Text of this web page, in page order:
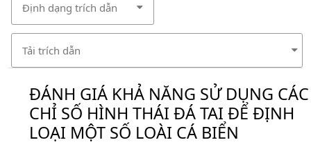
Định dạng trích dẫn
Tải trích dẫn
ĐÁNH GIÁ KHẢ NĂNG SỬ DỤNG CÁC
CHỈ SỐ HÌNH THÁI ĐÁ TAI ĐỂ ĐỊNH
LOẠI MỘT SỐ LOÀI CÁ BIỂN